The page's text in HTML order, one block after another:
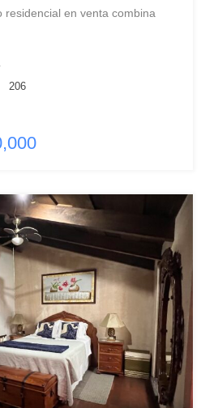
residencial en venta combina
206